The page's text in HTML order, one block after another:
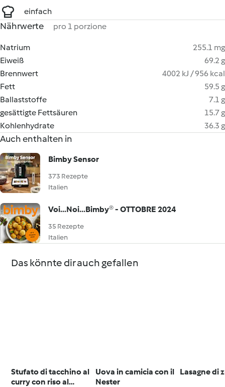
einfach
Nährwerte pro 1 porzione
Natrium
255.1 mg
Eiweiß
69.2 g
Brennwert
4002 kJ / 956 kcal
Fett
59.5 g
Ballaststoffe
7.1 g
gesättigte Fettsäuren
15.7 g
Kohlenhydrate
36.3 g
Auch enthalten in
Bimby Sensor
373 Rezepte
Italien
Voi...Noi...Bimby® - OTTOBRE 2024
35 Rezepte
Italien
Das könnte dir auch gefallen
Stufato di tacchino al
curry con riso al
Uova in camicia con il
Nester
Lasagne di